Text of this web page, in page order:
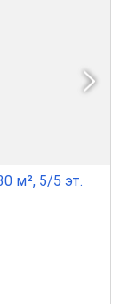
м², 5/5 эт.